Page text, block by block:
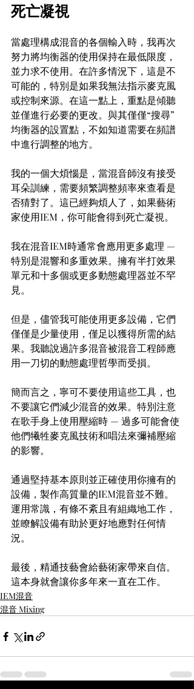
死亡凝視
當處理構成混音的各個輸入時，我再次
努力將均衡器的使用保持在最低限度，
並力求不使用。在許多情況下，這是不
可能的，特別是如果我無法指示麥克風
或控制來源。在這一點上，重點是傾聽
並僅進行必要的更改。與其僅僅“搜尋”
均衡器的設置點，不如知道需要在頻譜
中進行調整的地方。
我的一個大煩惱是，當混音師沒有接受
耳朵訓練，需要頻繁調整頻率來查看是
否猜對了。這已經夠煩人了，如果藝術
家使用IEM，你可能會得到死亡凝視。
我在混音IEM時通常會應用更多處理 —
特別是混響和多重效果。擁有半打效果
單元和十多個或更多動態處理器並不罕
見。
但是，儘管我可能使用更多設備，它們
僅僅是少量使用，僅足以獲得所需的結
果。我聽說過許多混音被混音工程師應
用一刀切的動態處理哲學而受損。
簡而言之，寧可不要使用這些工具，也
不要讓它們減少混音的效果。特別注意
在歌手身上使用壓縮時 — 過多可能會使
他們犧牲麥克風技術和唱法來彌補壓縮
的影響。
通過堅持基本原則並正確使用你擁有的
設備，製作高質量的IEM混音並不難。
運用常識，有條不紊且有組織地工作，
並瞭解設備有助於更好地應對任何情
況。
最後，精通技藝會給藝術家帶來自信。
這本身就會讓你多年來一直在工作。
IEM混音
混音 Mixing